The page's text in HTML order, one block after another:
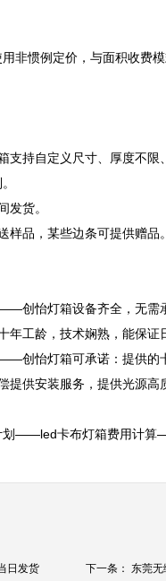
非惯例定价，与面积收费
持自定义尺寸、厚度不限
发货。
样品，某些边条可提供赠品
创怡灯箱设备齐全，无需
年工龄，技术娴熟，能保证
创怡灯箱可承诺：提供的
提供安装服务，提供光源
划——led卡布灯箱费用计
日发货 下一条： 东莞无